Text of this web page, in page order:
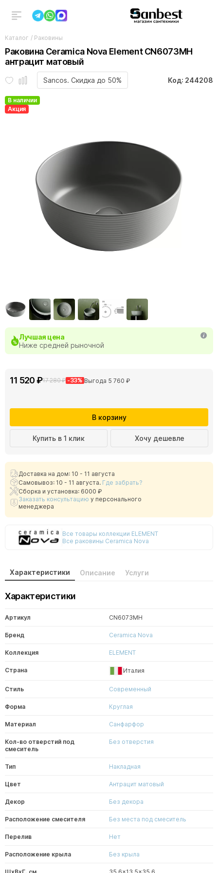
Каталог / Раковины
Раковина Ceramica Nova Element CN6073MH
антрацит матовый
Sancos. Скидка до 50% Код: 244208
В наличии
Акция
Лучшая цена
Ниже средней рыночной
11 520 ₽17 280 ₽ -33% Выгода 5 760 ₽
В корзину
Купить в 1 клик Хочу дешевле
Доставка на дом: 10 - 11 августа
Самовывоз: 10 - 11 августа. Где забрать?
Сборка и установка: 6000 ₽
Заказать консультацию у персонального
менеджера
Все товары коллекции ELEMENT
Все раковины Ceramica Nova
Характеристики Описание Услуги
Характеристики
Артикул CN6073MH
Бренд Ceramica Nova
Коллекция ELEMENT
Страна Италия
Стиль Современный
Форма Круглая
Материал Санфарфор
Кол-во отверстий под
смеситель
Без отверстия
Тип Накладная
Цвет Антрацит матовый
Декор Без декора
Расположение смесителя Без места под смеситель
Перелив Нет
Расположение крыла Без крыла